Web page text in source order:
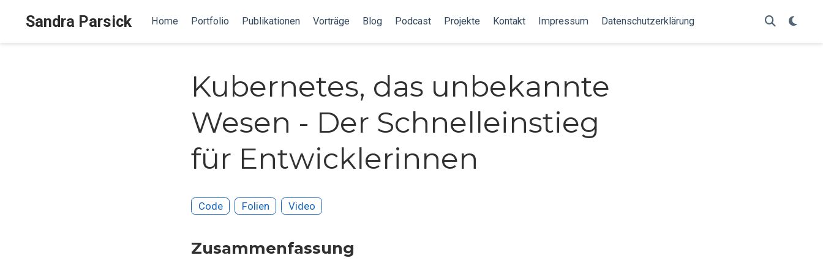
Sandra Parsick Home Portfolio Publikationen Vorträge Blog Podcast Projekte Kontakt Impressum Datenschutzerklärung
Kubernetes, das unbekannte
Wesen - Der Schnelleinstieg
für Entwicklerinnen
Code Folien Video
Zusammenfassung